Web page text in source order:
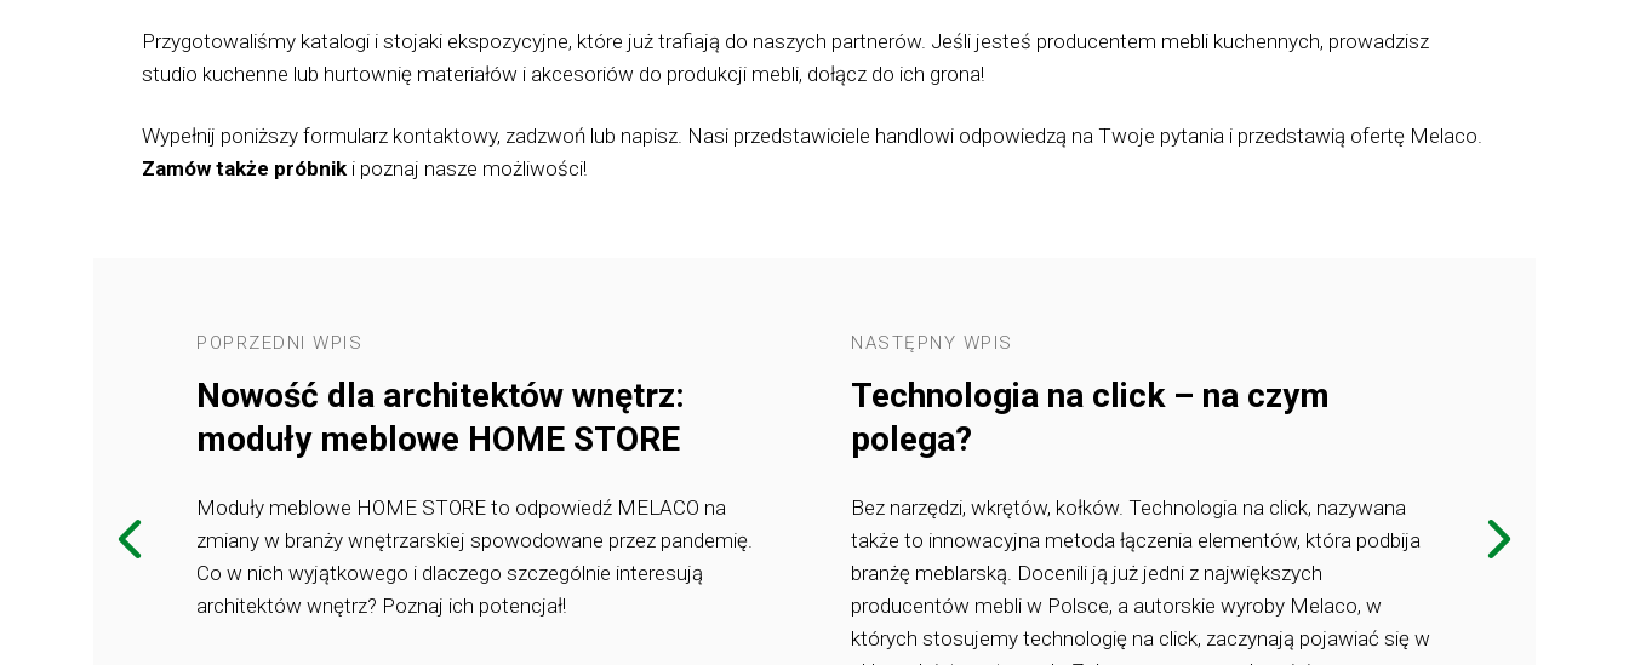
Przygotowaliśmy katalogi i stojaki ekspozycyjne, które już trafiają do naszych partnerów. Jeśli jesteś producentem mebli kuchennych, prowadzisz
studio kuchenne lub hurtownię materiałów i akcesoriów do produkcji mebli, dołącz do ich grona!
Wypełnij poniższy formularz kontaktowy, zadzwoń lub napisz. Nasi przedstawiciele handlowi odpowiedzą na Twoje pytania i przedstawią ofertę Melaco.
Zamów także próbnik i poznaj nasze możliwości!
POPRZEDNI WPIS
Nowość dla architektów wnętrz:
moduły meblowe HOME STORE
Moduły meblowe HOME STORE to odpowiedź MELACO na
zmiany w branży wnętrzarskiej spowodowane przez pandemię.
Co w nich wyjątkowego i dlaczego szczególnie interesują
architektów wnętrz? Poznaj ich potencjał!
NASTĘPNY WPIS
Technologia na click – na czym
polega?
Bez narzędzi, wkrętów, kołków. Technologia na click, nazywana
także to innowacyjna metoda łączenia elementów, która podbija
branżę meblarską. Docenili ją już jedni z największych
producentów mebli w Polsce, a autorskie wyroby Melaco, w
których stosujemy technologię na click, zaczynają pojawiać się w
zmiany w